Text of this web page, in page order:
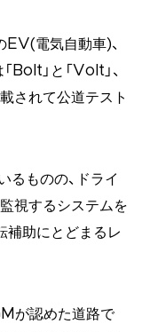
EV(電気自動車)、
Bolt」と「Volt」、
されて公道テスト
ものの、ドライ
視するシステムを
補助にとどまるレ
が認めた道路で